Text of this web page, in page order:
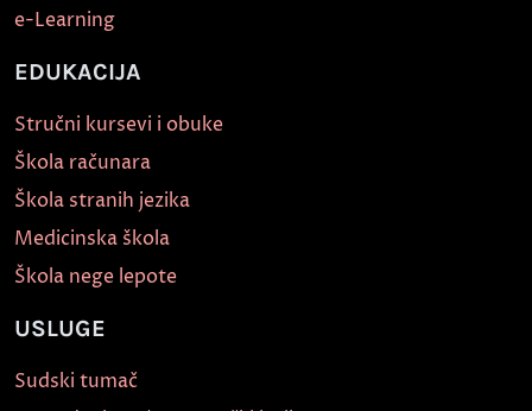
e-Learning
EDUKACIJA
Stručni kursevi i obuke
Škola računara
Škola stranih jezika
Medicinska škola
Škola nege lepote
USLUGE
Sudski tumač